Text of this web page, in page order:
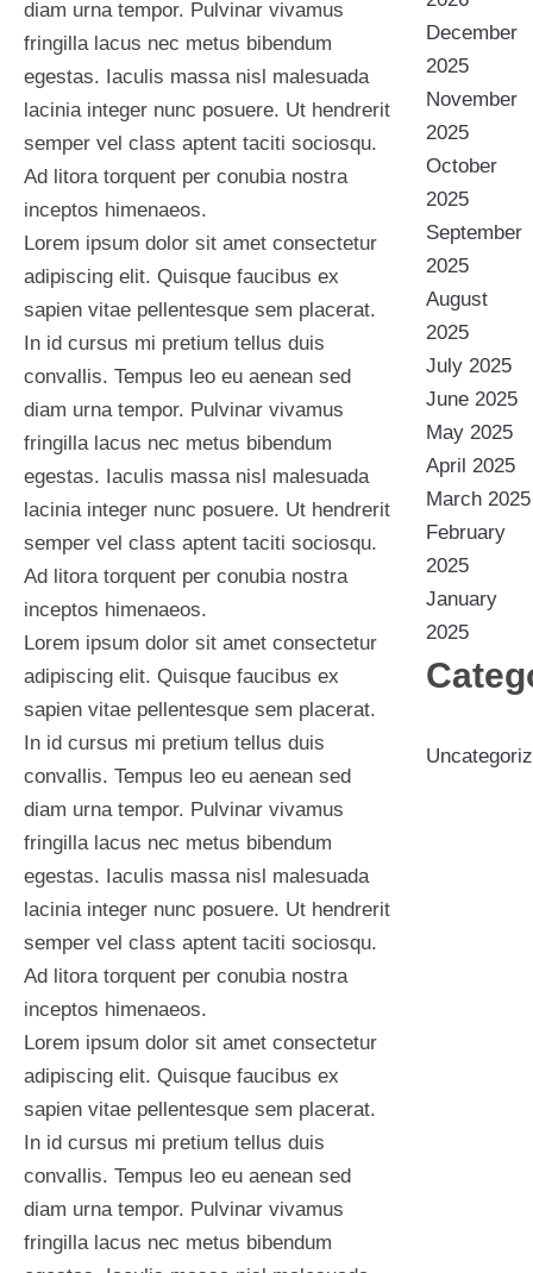
diam urna tempor. Pulvinar vivamus
fringilla lacus nec metus bibendum
egestas. Iaculis massa nisl malesuada
lacinia integer nunc posuere. Ut hendrerit
semper vel class aptent taciti sociosqu.
Ad litora torquent per conubia nostra
inceptos himenaeos.
Lorem ipsum dolor sit amet consectetur
adipiscing elit. Quisque faucibus ex
sapien vitae pellentesque sem placerat.
In id cursus mi pretium tellus duis
convallis. Tempus leo eu aenean sed
diam urna tempor. Pulvinar vivamus
fringilla lacus nec metus bibendum
egestas. Iaculis massa nisl malesuada
lacinia integer nunc posuere. Ut hendrerit
semper vel class aptent taciti sociosqu.
Ad litora torquent per conubia nostra
inceptos himenaeos.
Lorem ipsum dolor sit amet consectetur
adipiscing elit. Quisque faucibus ex
sapien vitae pellentesque sem placerat.
In id cursus mi pretium tellus duis
convallis. Tempus leo eu aenean sed
diam urna tempor. Pulvinar vivamus
fringilla lacus nec metus bibendum
egestas. Iaculis massa nisl malesuada
lacinia integer nunc posuere. Ut hendrerit
semper vel class aptent taciti sociosqu.
Ad litora torquent per conubia nostra
inceptos himenaeos.
Lorem ipsum dolor sit amet consectetur
adipiscing elit. Quisque faucibus ex
sapien vitae pellentesque sem placerat.
In id cursus mi pretium tellus duis
convallis. Tempus leo eu aenean sed
diam urna tempor. Pulvinar vivamus
fringilla lacus nec metus bibendum
December
2025
November
2025
October
2025
September
2025
August
2025
July 2025
June 2025
May 2025
April 2025
March 2025
February
2025
January
2025